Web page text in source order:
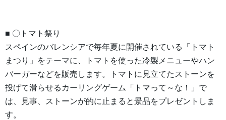
■ 〇トマト祭り
スペインのバレンシアで毎年夏に開催されている「トマト
まつり」をテーマに、トマトを使った冷製メニューやハン
バーガーなどを販売します。トマトに見立てたストーンを
投げて滑らせるカーリングゲーム「トマって～な！」で
は、見事、ストーンが的に止まると景品をプレゼントしま
す。